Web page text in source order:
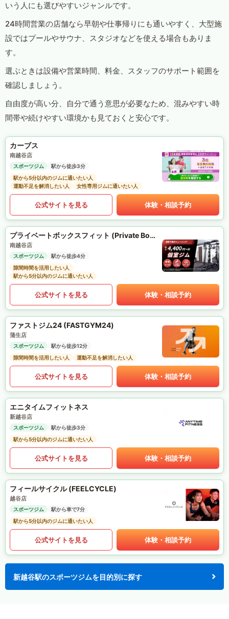
いう人にも選びやすいジャンルです。
24時間営業の店舗なら早朝や仕事帰りにも通いやすく、大型施
設ではプールやサウナ、スタジオなどを使える場合もありま
す。
選ぶときは設備や営業時間、料金、スタッフのサポート範囲を
確認しましょう。
自由度が高い分、自分で通う意思が必要なため、混みやすい時
間帯や続けやすい環境かも見ておくと安心です。
カーブス
南越谷店
スポーツジム
駅から徒歩3分
駅から5分以内のジムに通いたい人
運動不足を解消したい人
女性専用ジムに通いたい人
公式サイトを見る 体験・相談予約
プライベートボックスフィット (Private Box Fit)
南越谷店
スポーツジム
駅から徒歩4分
隙間時間を活用したい人
駅から5分以内のジムに通いたい人
公式サイトを見る 体験・相談予約
ファストジム24 (FASTGYM24)
蒲生店
スポーツジム
駅から徒歩12分
隙間時間を活用したい人
運動不足を解消したい人
公式サイトを見る 体験・相談予約
エニタイムフィットネス
新越谷店
スポーツジム
駅から徒歩3分
駅から5分以内のジムに通いたい人
公式サイトを見る 体験・相談予約
フィールサイクル (FEELCYCLE)
越谷店
スポーツジム
駅から車で7分
駅から5分以内のジムに通いたい人
公式サイトを見る 体験・相談予約
新越谷駅のスポーツジムを目的別に探す